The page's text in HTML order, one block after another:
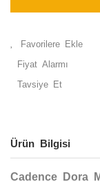
Fiyat Alarmı
Tavsiye Et
Ürün Bilgisi
Cadence Dora